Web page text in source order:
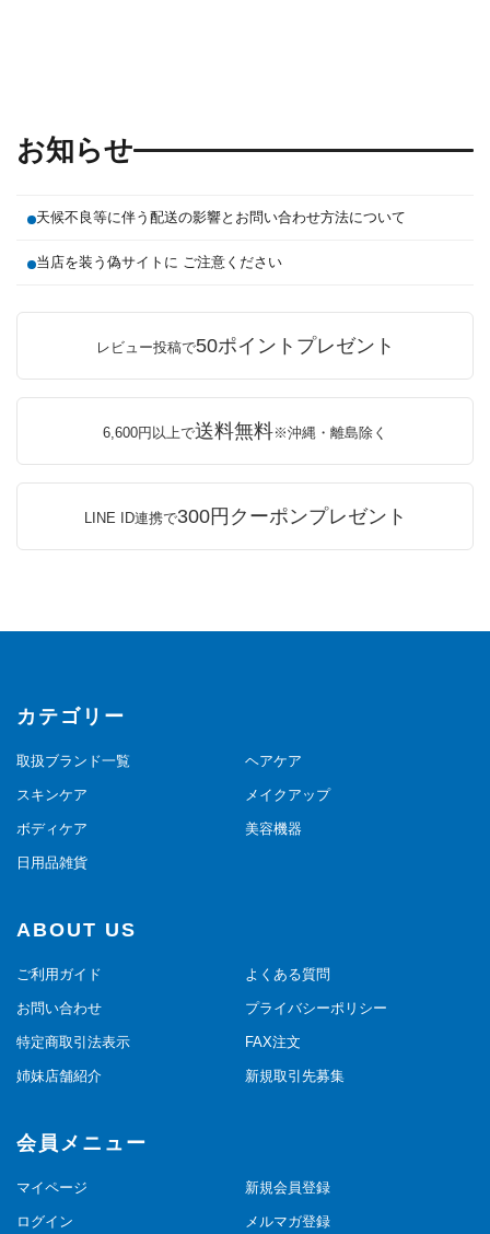
お知らせ
天候不良等に伴う配送の影響とお問い合わせ方法について
当店を装う偽サイトに ご注意ください
レビュー投稿で50ポイントプレゼント
6,600円以上で送料無料※沖縄・離島除く
LINE ID連携で300円クーポンプレゼント
カテゴリー
取扱ブランド一覧 ヘアケア
スキンケア メイクアップ
ボディケア 美容機器
日用品雑貨
ABOUT US
ご利用ガイド よくある質問
お問い合わせ プライバシーポリシー
特定商取引法表示 FAX注文
姉妹店舗紹介 新規取引先募集
会員メニュー
マイページ 新規会員登録
ログイン メルマガ登録